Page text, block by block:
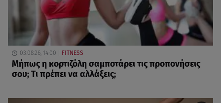
03.08.26, 14:00 FITNESS
Μήπως η κορτιζόλη σαμποτάρει τις προπονήσεις
σου; Τι πρέπει να αλλάξεις;